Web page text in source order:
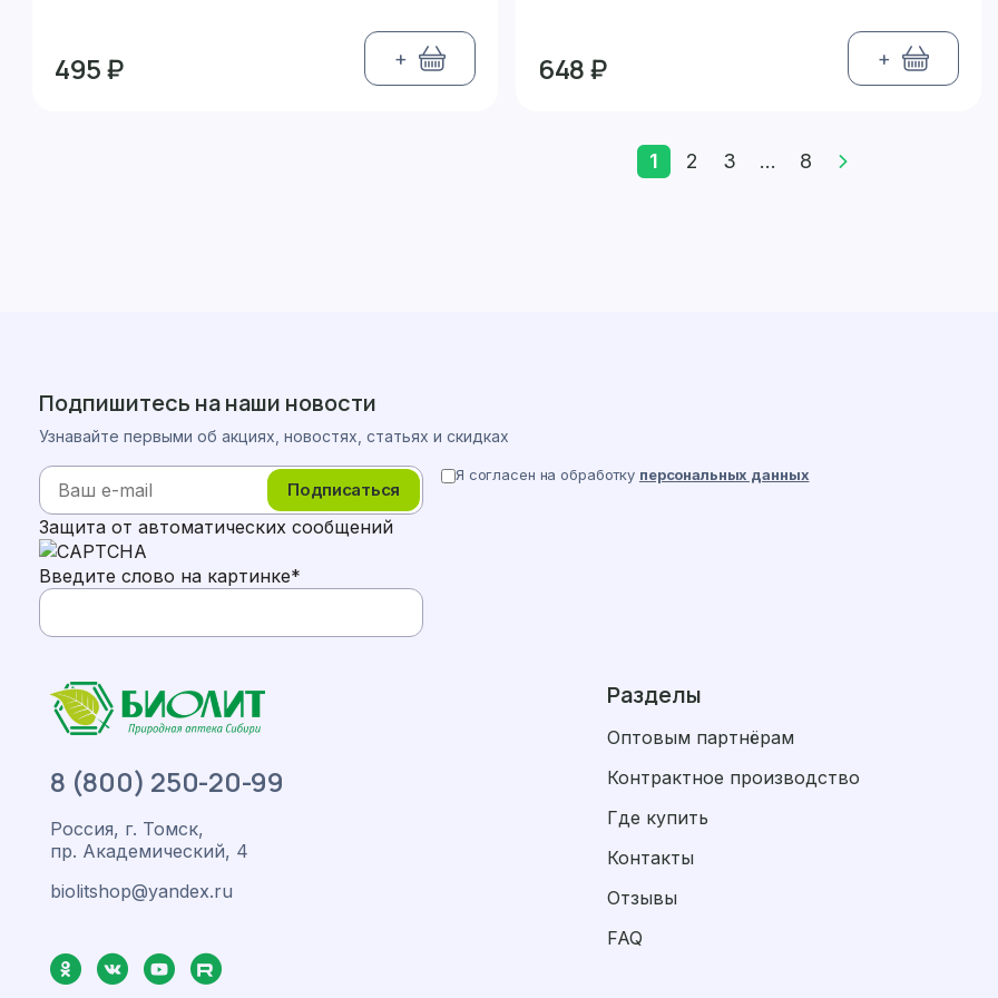
495 ₽ + 648 ₽ +
1 2 3 ... 8
8 (800) 250-20-99
Россия, г. Томск,
пр. Академический, 4
biolitshop@yandex.ru
Разделы
Оптовым партнёрам
Контрактное производство
Где купить
Контакты
Отзывы
FAQ
Подпишитесь на наши новости
Узнавайте первыми об акциях, новостях, статьях и скидках
Подписаться
Я согласен на обработку персональных данных
Защита от автоматических сообщений
Введите слово на картинке*